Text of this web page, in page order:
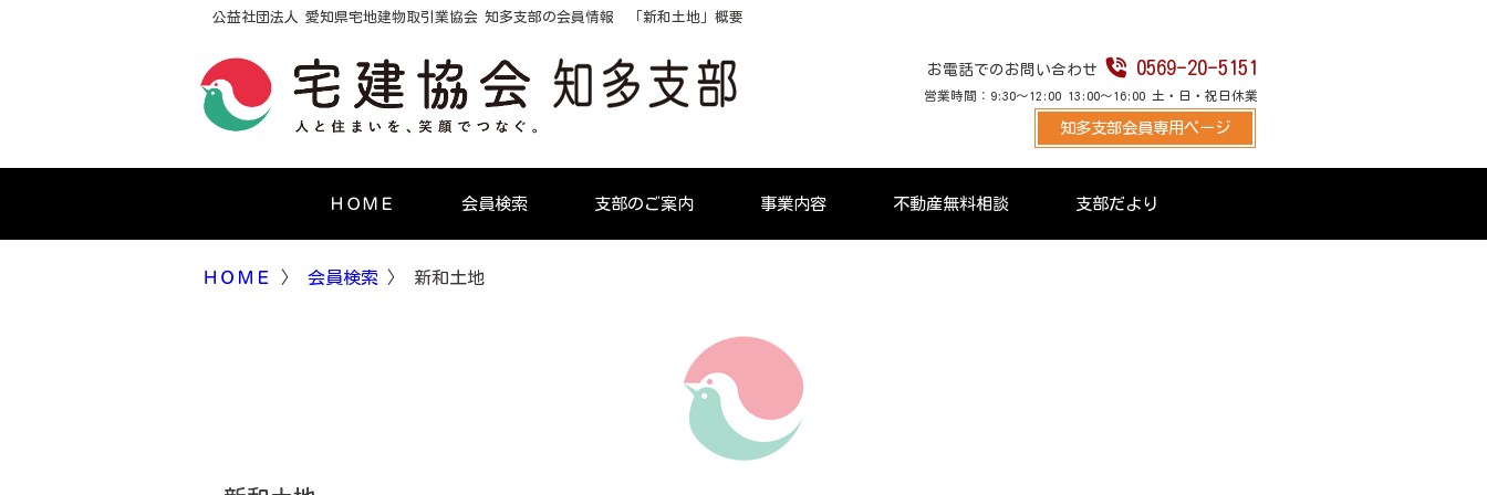
公益社団法人 愛知県宅地建物取引業協会 知多支部の会員情報 「新和土地」概要
お電話でのお問い合わせ 0569-20-5151
営業時間：9:30～12:00 13:00～16:00 土・日・祝日休業
知多支部会員専用ページ
ＨＯＭＥ 会員検索 支部のご案内 事業内容 不動産無料相談 支部だより
ＨＯＭＥ 〉 会員検索 〉 新和土地